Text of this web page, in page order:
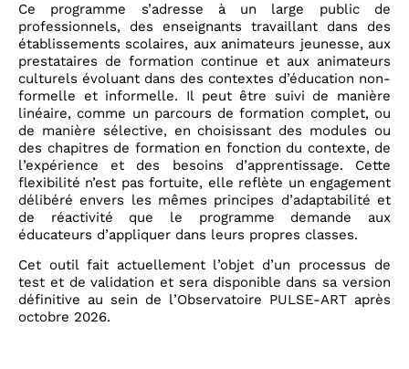
Ce programme s’adresse à un large public de
professionnels, des enseignants travaillant dans des
établissements scolaires, aux animateurs jeunesse, aux
prestataires de formation continue et aux animateurs
culturels évoluant dans des contextes d’éducation non-
formelle et informelle. Il peut être suivi de manière
linéaire, comme un parcours de formation complet, ou
de manière sélective, en choisissant des modules ou
des chapitres de formation en fonction du contexte, de
l’expérience et des besoins d’apprentissage. Cette
flexibilité n’est pas fortuite, elle reflète un engagement
délibéré envers les mêmes principes d’adaptabilité et
de réactivité que le programme demande aux
éducateurs d’appliquer dans leurs propres classes.
Cet outil fait actuellement l’objet d’un processus de
test et de validation et sera disponible dans sa version
définitive au sein de l’Observatoire PULSE-ART après
octobre 2026.